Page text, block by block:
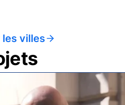
les villes